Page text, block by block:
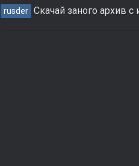
rusder Скачай заного архив с